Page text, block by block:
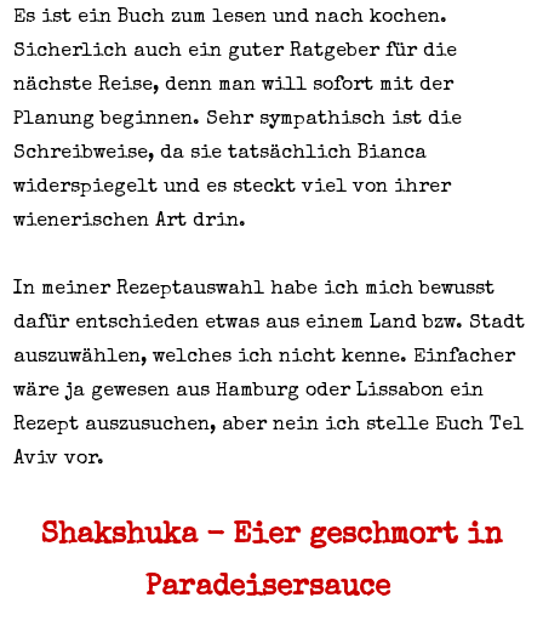
Es ist ein Buch zum lesen und nach kochen.
Sicherlich auch ein guter Ratgeber für die
nächste Reise, denn man will sofort mit der
Planung beginnen. Sehr sympathisch ist die
Schreibweise, da sie tatsächlich Bianca
widerspiegelt und es steckt viel von ihrer
wienerischen Art drin.
In meiner Rezeptauswahl habe ich mich bewusst
dafür entschieden etwas aus einem Land bzw. Stadt
auszuwählen, welches ich nicht kenne. Einfacher
wäre ja gewesen aus Hamburg oder Lissabon ein
Rezept auszusuchen, aber nein ich stelle Euch Tel
Aviv vor.
Shakshuka - Eier geschmort in
Paradeisersauce